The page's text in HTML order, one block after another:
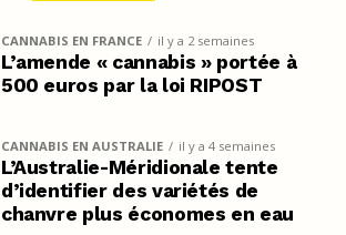
CANNABIS EN FRANCE il y a 2 semaines
L’amende « cannabis » portée à
500 euros par la loi RIPOST
CANNABIS EN AUSTRALIE il y a 4 semaines
L’Australie-Méridionale tente
d’identifier des variétés de
chanvre plus économes en eau